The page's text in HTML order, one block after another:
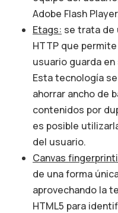
Adobe Flash
Etags: se trata de
HTTP que
usuario guarda en
Esta tecnología
ahorrar ancho de
contenidos por
es posible
del usuario.
Canvas
de una forma
aprovechando la
HTML5 para